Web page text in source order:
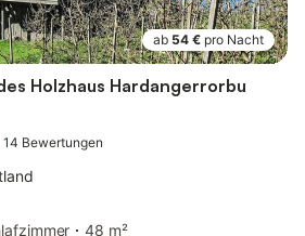
ab 54 € pro Nacht
Holzhaus Hardangerrorbu
14 Bewertungen
48 m²